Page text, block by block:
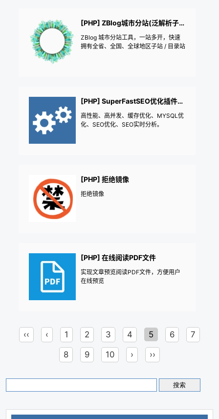
[PHP] ZBlog城市分站(泛解析子站+地区目录)
ZBlog 城市分站工具，一站多开，快速
拥有全省、全国、全球地区子站 / 目录站
[PHP] SuperFastSEO优化插件：缓存优化加速+数据库优化+SEO实时分析优化
高性能、高并发、缓存优化、MYSQL优
化、SEO优化、SEO实时分析。
[PHP] 拒绝镜像
拒绝镜像
[PHP] 在线阅读PDF文件
实现文章预览阅读PDF文件，方便用户
在线预览
‹‹ ‹ 1 2 3 4 5 6 7
8 9 10 › ››